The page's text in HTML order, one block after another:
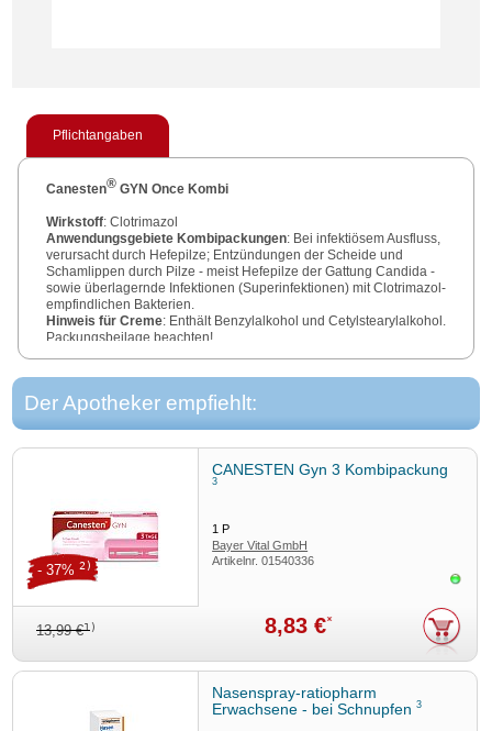
Pflichtangaben
Canesten®GYN Once Kombi
Wirkstoff: Clotrimazol
Anwendungsgebiete Kombipackungen: Bei infektiösem Ausfluss,
verursacht durch Hefepilze; Entzündungen der Scheide und
Schamlippen durch Pilze - meist Hefepilze der Gattung Candida -
sowie überlagernde Infektionen (Superinfektionen) mit Clotrimazol-
empfindlichen Bakterien.
Hinweis für Creme: Enthält Benzylalkohol und Cetylstearylalkohol.
Packungsbeilage beachten!
Der Apotheker empfiehlt:
CANESTEN Gyn 3 Kombipackung
3
1
P
Bayer Vital GmbH
Artikelnr.01540336
13,99 €1) 8,83 €*
- 37% 2)
Nasenspray-ratiopharm
Erwachsene - bei Schnupfen3